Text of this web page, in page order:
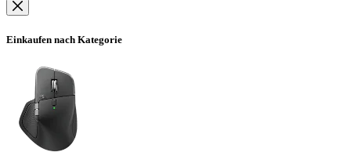
Einkaufen nach Kategorie